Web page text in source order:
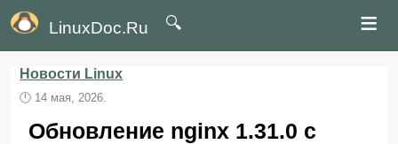
LinuxDoc.Ru 🔍 ≡
Новости Linux
🕛 14 мая, 2026.
Обновление nginx 1.31.0 с